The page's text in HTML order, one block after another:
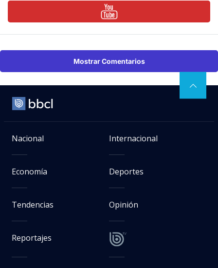
Mostrar Comentarios
Nacional Internacional
Economía Deportes
Tendencias Opinión
Reportajes